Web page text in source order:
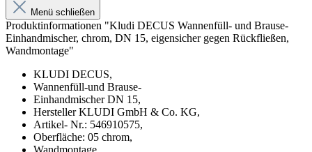
Menü schließen
Produktinformationen "Kludi DECUS Wannenfüll- und Brause-
Einhandmischer, chrom, DN 15, eigensicher gegen Rückfließen,
Wandmontage"
KLUDI DECUS,
Wannenfüll-und Brause-
Einhandmischer DN 15,
Hersteller KLUDI GmbH & Co. KG,
Artikel- Nr.: 546910575,
Oberfläche: 05 chrom,
Wandmontage,